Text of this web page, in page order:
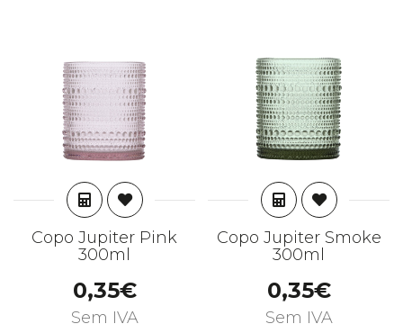
ADICIONAR
Copo Jupiter Pink
300ml
0,35€
Sem IVA
ADICIONAR
Copo Jupiter Smoke
300ml
0,35€
Sem IVA